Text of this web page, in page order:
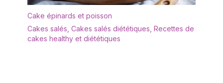
Cake épinards et poisson
Cakes salés Cakes salés diététiques Recettes de
cakes healthy et diététiques